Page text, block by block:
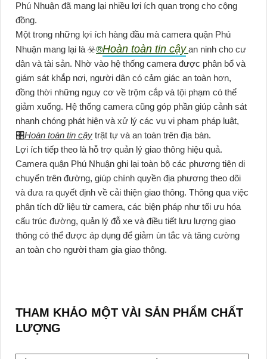
Phú Nhuận đã mang lại nhiều lợi ích quan trọng cho cộng
đồng.
Một trong những lợi ích hàng đầu mà camera quận Phú
Nhuận mang lại là ☣️®️Hoàn toàn tin cậy an ninh cho cư
dân và tài sản. Nhờ vào hệ thống camera được phân bổ và
giám sát khắp nơi, người dân có cảm giác an toàn hơn,
đồng thời những nguy cơ về trộm cắp và tội phạm có thể
giảm xuống. Hệ thống camera cũng góp phần giúp cảnh sát
nhanh chóng phát hiện và xử lý các vụ vi phạm pháp luật,
🎛Hoàn toàn tin cậy trật tự và an toàn trên địa bàn.
Lợi ích tiếp theo là hỗ trợ quản lý giao thông hiệu quả.
Camera quận Phú Nhuận ghi lại toàn bộ các phương tiện di
chuyển trên đường, giúp chính quyền địa phương theo dõi
và đưa ra quyết định về cải thiện giao thông. Thông qua việc
phân tích dữ liệu từ camera, các biện pháp như tối ưu hóa
cấu trúc đường, quản lý đỗ xe và điều tiết lưu lượng giao
thông có thể được áp dụng để giảm ùn tắc và tăng cường
an toàn cho người tham gia giao thông.
THAM KHẢO MỘT VÀI SẢN PHẨM CHẤT
LƯỢNG